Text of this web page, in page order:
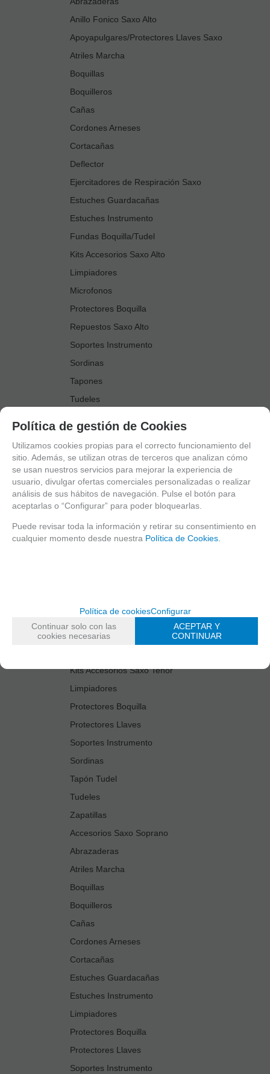
Anillo Fonico Saxo Alto
Apoyapulgares/Protectores Llaves Saxo
Atriles Marcha
Boquillas
Boquilleros
Cañas
Cordones Arneses
Cortacañas
Deflector
Ejercitadores de Respiración Saxo
Estuches Guardacañas
Estuches Instrumento
Fundas Boquilla/Tudel
Kits Accesorios Saxo Alto
Limpiadores
Microfonos
Protectores Boquilla
Repuestos Saxo Alto
Soportes Instrumento
Sordinas
Tapones
Tudeles
Accesorios Saxo Tenor
Abrazaderas
Anillo Fonico Saxo Tenor
Atriles Marcha
Boquillas
Boquilleros
Cañas
Estuches Guardacañas
Estuches Instrumento
Kits Accesorios Saxo Tenor
Limpiadores
Protectores Boquilla
Protectores Llaves
Soportes Instrumento
Sordinas
Tapón Tudel
Tudeles
Zapatillas
Accesorios Saxo Soprano
Abrazaderas
Atriles Marcha
Boquillas
Boquilleros
Cañas
Cordones Arneses
Cortacañas
Estuches Guardacañas
Estuches Instrumento
Limpiadores
Protectores Boquilla
Protectores Llaves
Soportes Instrumento
Política de gestión de Cookies
Utilizamos cookies propias para el correcto funcionamiento del
sitio. Además, se utilizan otras de terceros que analizan cómo
se usan nuestros servicios para mejorar la experiencia de
usuario, divulgar ofertas comerciales personalizadas o realizar
análisis de sus hábitos de navegación. Pulse el botón para
aceptarlas o “Configurar” para poder bloquearlas.
Puede revisar toda la información y retirar su consentimiento en
cualquier momento desde nuestra Política de Cookies.
Política de cookiesConfigurar
Continuar solo con las
cookies necesarias
ACEPTAR Y
CONTINUAR